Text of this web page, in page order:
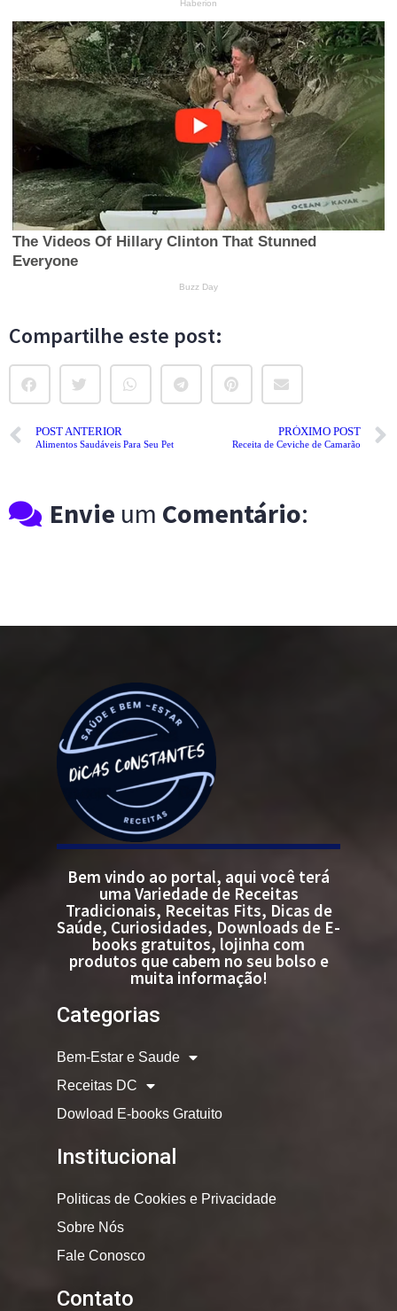
Compartilhe este post:
POST ANTERIOR
Alimentos Saudáveis Para Seu Pet
PRÓXIMO POST
Receita de Ceviche de Camarão
Envie um Comentário:
Bem vindo ao portal, aqui você terá
uma Variedade de Receitas
Tradicionais, Receitas Fits, Dicas de
Saúde, Curiosidades, Downloads de E-
books gratuitos, lojinha com
produtos que cabem no seu bolso e
muita informação!
Categorias
Bem-Estar e Saude
Receitas DC
Dowload E-books Gratuito
Institucional
Politicas de Cookies e Privacidade
Sobre Nós
Fale Conosco
Contato